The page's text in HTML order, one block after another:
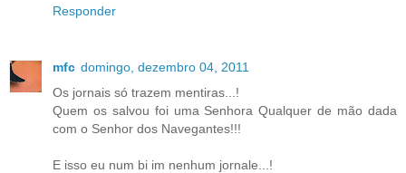
Responder
mfc domingo, dezembro 04, 2011
Os jornais só trazem mentiras...!
Quem os salvou foi uma Senhora Qualquer de mão dada
com o Senhor dos Navegantes!!!
E isso eu num bi im nenhum jornale...!